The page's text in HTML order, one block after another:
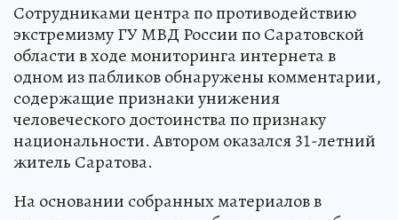
Сотрудниками центра по противодействию
экстремизму ГУ МВД России по Саратовской
области в ходе мониторинга интернета в
одном из пабликов обнаружены комментарии,
содержащие признаки унижения
человеческого достоинства по признаку
национальности. Автором оказался 31-летний
житель Саратова.
На основании собранных материалов в